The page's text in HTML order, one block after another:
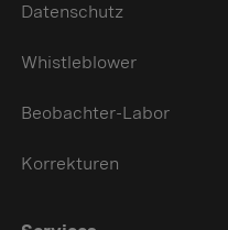
Datenschutz
Whistleblower
Beobachter-Labor
Korrekturen